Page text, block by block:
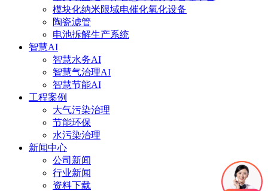
模块化纳米限域电催化氧化设备
陶瓷滤管
电池拆解生产系统
智慧AI
智慧水务AI
智慧气治理AI
智慧节能AI
工程案例
大气污染治理
节能环保
水污染治理
新闻中心
公司新闻
行业新闻
资料下载